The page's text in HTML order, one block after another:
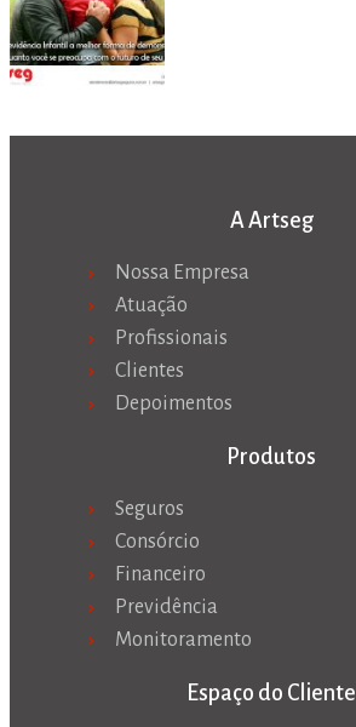
A Artseg
Nossa Empresa
Atuação
Profissionais
Clientes
Depoimentos
Produtos
Seguros
Consórcio
Financeiro
Previdência
Monitoramento
Espaço do Cliente